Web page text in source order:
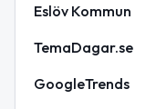
Eslöv Kommun
TemaDagar.se
GoogleTrends